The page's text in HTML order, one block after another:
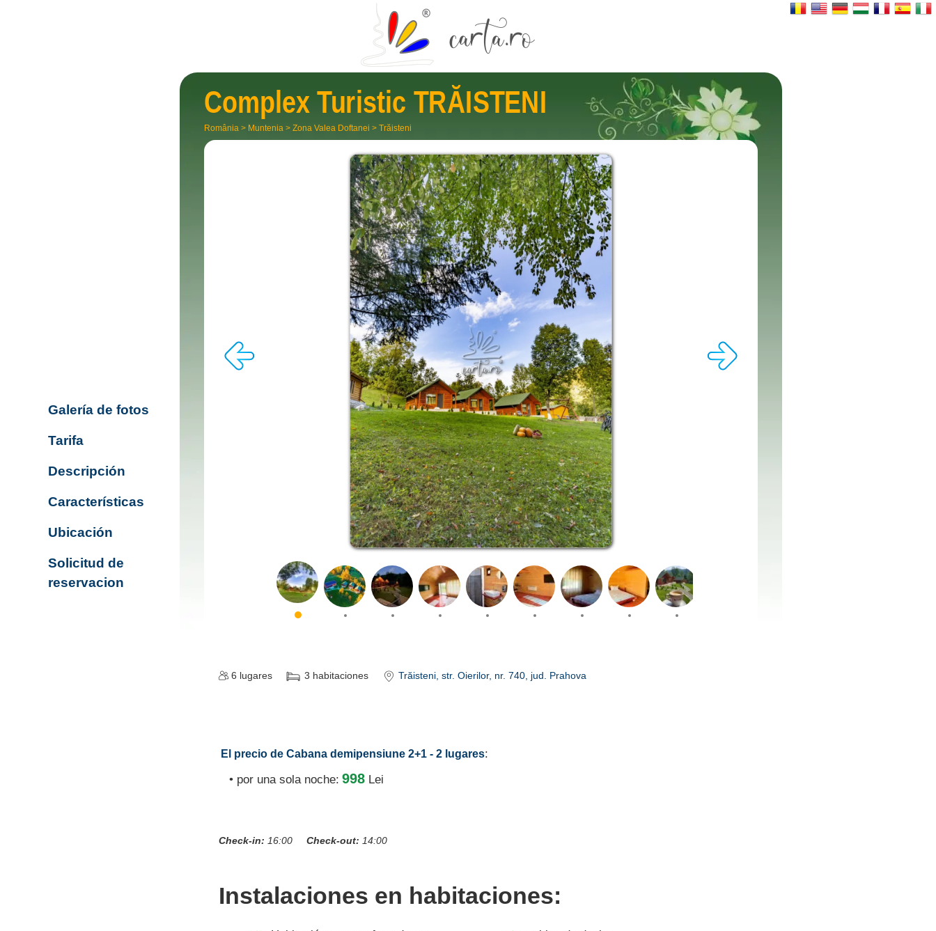
Complex Turistic TRĂISTENI
România > Muntenia > Zona Valea Doftanei > Trăisteni
6 lugares 3 habitaciones Trăisteni, str. Oierilor, nr. 740, jud. Prahova
El precio de Cabana demipensiune 2+1 - 2 lugares:
• por una sola noche: 998 Lei
Check-in: 16:00 Check-out: 14:00
Instalaciones en habitaciones:
Galería de fotos
Tarifa
Descripción
Características
Ubicación
Solicitud de
reservacion